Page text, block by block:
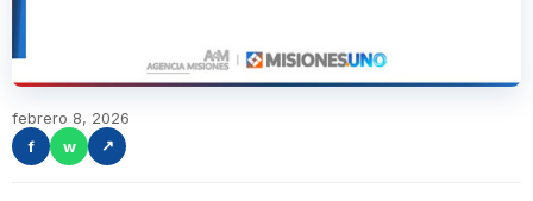
febrero 8, 2026
f
w ↗